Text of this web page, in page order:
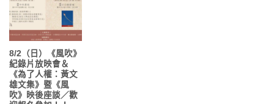
8/2（日）《風吹》
紀錄片放映會＆
《為了人權：黃文
雄文集》暨《風
吹》映後座談／歡